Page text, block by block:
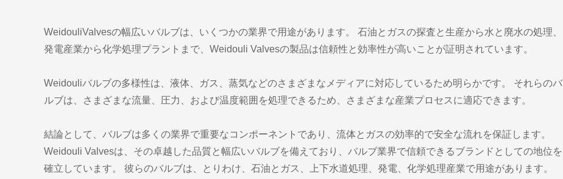
WeidouliValvesの幅広いバルブは、いくつかの業界で用途があります。 石油とガスの探査と生産から水と廃水の処理、
発電産業から化学処理プラントまで、Weidouli Valvesの製品は信頼性と効率性が高いことが証明されています。
Weidouliバルブの多様性は、液体、ガス、蒸気などのさまざまなメディアに対応しているため明らかです。 それらのバ
ルブは、さまざまな流量、圧力、および温度範囲を処理できるため、さまざまな産業プロセスに適応できます。
結論として、バルブは多くの業界で重要なコンポーネントであり、流体とガスの効率的で安全な流れを保証します。
Weidouli Valvesは、その卓越した品質と幅広いバルブを備えており、バルブ業界で信頼できるブランドとしての地位を
確立しています。 彼らのバルブは、とりわけ、石油とガス、上下水道処理、発電、化学処理産業で用途があります。